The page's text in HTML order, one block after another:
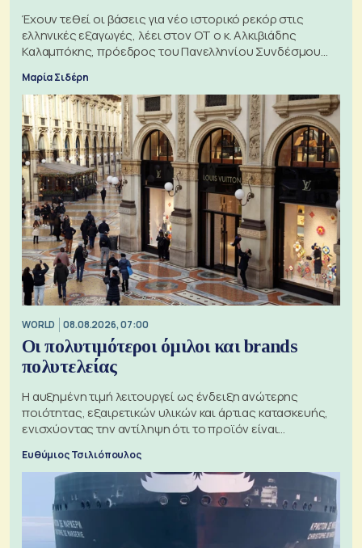
Έχουν τεθεί οι βάσεις για νέο ιστορικό ρεκόρ στις
ελληνικές εξαγωγές, λέει στον ΟΤ ο κ. Αλκιβιάδης
Καλαμπόκης, πρόεδρος του Πανελληνίου Συνδέσμου
Μαρία Σιδέρη
WORLD 08.08.2026, 07:00
Οι πολυτιμότεροι όμιλοι και brands
πολυτελείας
Η αυξημένη τιμή λειτουργεί ως ένδειξη ανώτερης
ποιότητας, εξαιρετικών υλικών και άρτιας κατασκευής,
ενισχύοντας την αντίληψη ότι το προϊόν είναι
Ευθύμιος Τσιλιόπουλος